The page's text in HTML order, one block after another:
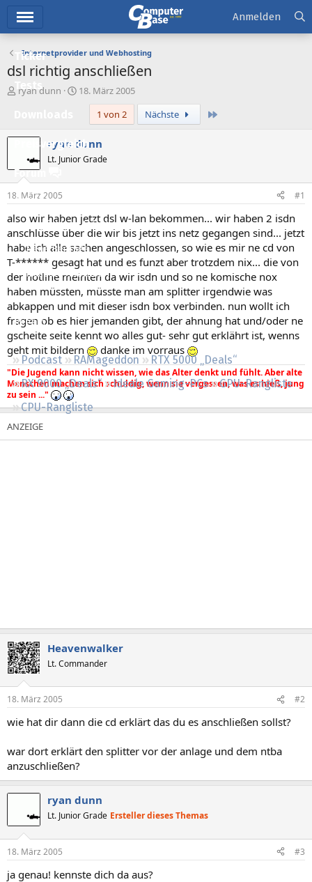
Ticker
Preisvergleich
Forum
Aktuelles
Empfohlene Inhalte
Neue Beiträge
Neueste Aktivitäten
Leserartikel
Regeln
Podcast RAMageddon
RTX 5000 „Deals“
RX 9000 „Deals“
Ideale Gaming-PCs
GPU-Rangliste
CPU-Rangliste
Anmelden
Internetprovider und Webhosting
dsl richtig anschließen
E
e
e
ryan dunn
E
e
l
m
18. März 2005
1 von 2
Nächste
ryan dunn
Lt. Junior Grade
18. März 2005 #1
also wir haben jetzt dsl w-lan bekommen... wir haben 2 isdn
anschlüsse über die wir bis jetzt ins netz gegangen sind... jetzt
habe ich alle sachen angeschlossen, so wie es mir ne cd von
T-****** gesagt hat und es funzt aber trotzdem nix... die von
der hotline meinten da wir isdn und so ne komische nox
haben müssten, müsste man am splitter irgendwie was
abkappen und mit dieser isdn box verbinden. nun wollt ich
fragen ob es hier jemanden gibt, der ahnung hat und/oder ne
gscheite seite kennt wo alles gut- sehr gut erklährt ist, wenns
geht mit bildern
danke im vorraus
"Die Jugend kann nicht wissen, wie das Alter denkt und fühlt. Aber alte
Menschen machen sich schuldig, wenn sie vergessen, was es hieß, jung
zu sein ..."
Heavenwalker
Lt. Commander
18. März 2005 #2
wie hat dir dann die cd erklärt das du es anschließen sollst?
war dort erklärt den splitter vor der anlage und dem ntba
anzuschließen?
ryan dunn
Lt. Junior Grade Ersteller dieses Themas
18. März 2005 #3
ja genau! kennste dich da aus?